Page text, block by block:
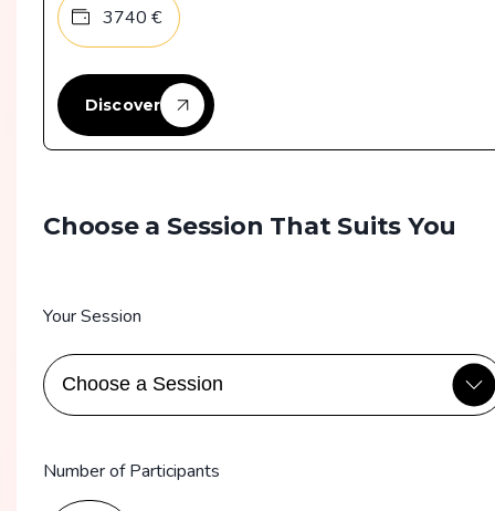
3740 €
Discover
Choose a Session That Suits You
Your Session
Number of Participants